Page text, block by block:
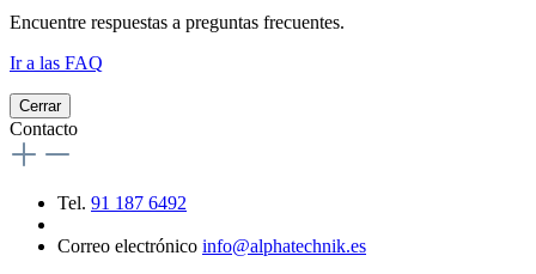
Encuentre respuestas a preguntas frecuentes.
Ir a las FAQ
Cerrar
Contacto
Tel. 91 187 6492
Correo electrónico info@alphatechnik.es